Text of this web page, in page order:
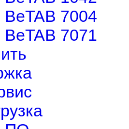
BeTAB 7004
BeTAB 7071